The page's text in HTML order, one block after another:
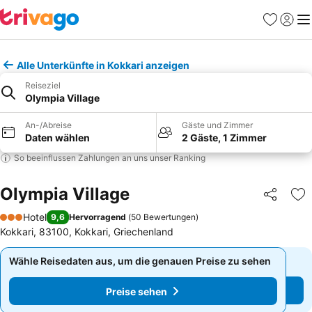
Favoriten
Alle Unterkünfte in Kokkari anzeigen
Reiseziel
Olympia Village
An-/Abreise
Daten wählen
Gäste und Zimmer
2 Gäste, 1 Zimmer
So beeinflussen Zahlungen an uns unser Ranking
Olympia Village Teilen
3 Sterne
Hotel 9,6 Hervorragend (50 Bewertungen)
Kokkari, 83100, Kokkari, Griechenland
Wähle Reisedaten aus, um die genauen Preise zu sehen
Preise sehen
Wähle Reisedaten aus, um die genauen Preise zu sehen
Preise sehen